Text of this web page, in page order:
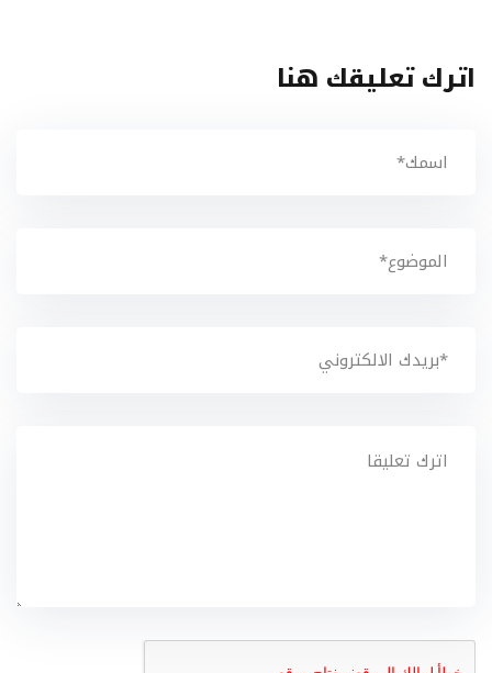
اترك تعليقك هنا